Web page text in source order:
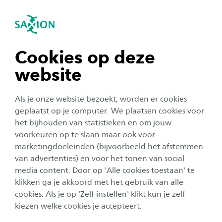
Cookies op deze
website
Als je onze website bezoekt, worden er cookies
geplaatst op je computer. We plaatsen cookies voor
het bijhouden van statistieken en om jouw
voorkeuren op te slaan maar ook voor
marketingdoeleinden (bijvoorbeeld het afstemmen
van advertenties) en voor het tonen van social
media content. Door op 'Alle cookies toestaan' te
klikken ga je akkoord met het gebruik van alle
cookies. Als je op 'Zelf instellen' klikt kun je zelf
kiezen welke cookies je accepteert.
Navigatie openen
tonen
tonen
tonen
tonen
sluiten
Corporate
Studium Generale: Tussen de
lakens
19 september 2024 D0.07 theaterzaal, Handelskade 75,